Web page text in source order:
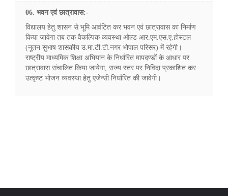
06. भवन एवं छात्रावास:-
विद्यालय हेतु शासन से भूमि आवंटित कर भवन एवं छात्रावास का निर्माण
किया जावेगा तब तक वैकल्पिक व्यवस्था ओल्ड आर.एम.एस.ए.होस्टल
(नूतन सुभाष शासकीय उ.मा.टी.टी.नगर भोपाल परिसर) में रहेगी।
राष्ट्रीय माध्यमिक शिक्षा अभियान के निर्धारित मापदण्डों के आधार पर
छात्रावास संचालित किया जायेगा, राज्य स्तर पर निविदा प्रकाशित कर
उत्कृष्ट भोजन व्यवस्था हेतु एजेन्सी निर्धारित की जावेगी।